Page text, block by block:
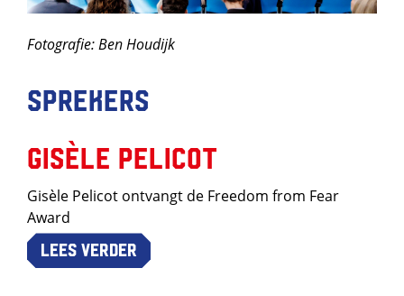
Fotografie: Ben Houdijk
Sprekers
Gisèle Pelicot
Gisèle Pelicot ontvangt de Freedom from Fear
Award
Lees verder